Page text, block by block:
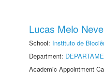
Lucas Melo
School: Instituto de
Department:
Academic Appointment